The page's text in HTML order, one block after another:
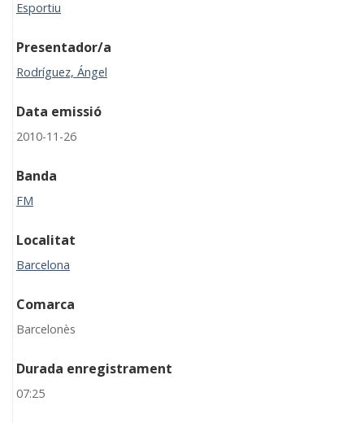
Esportiu
Presentador/a
Rodríguez, Ángel
Data emissió
2010-11-26
Banda
FM
Localitat
Barcelona
Comarca
Barcelonès
Durada enregistrament
07:25